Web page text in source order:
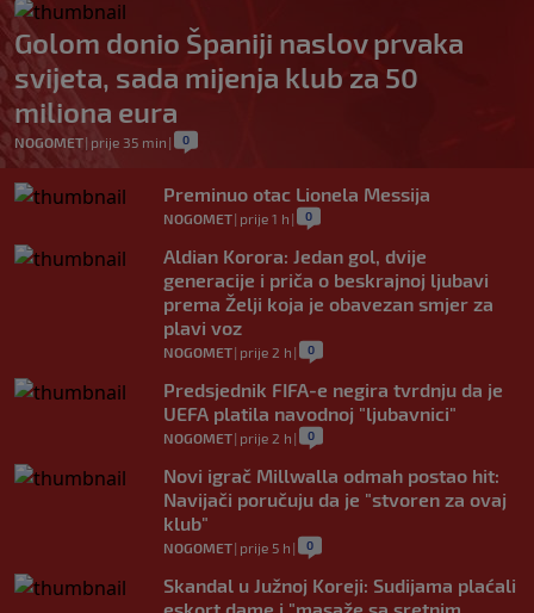
Golom donio Španiji naslov prvaka
svijeta, sada mijenja klub za 50
miliona eura
NOGOMET| prije 35 min | 0
Preminuo otac Lionela Messija
NOGOMET| prije 1 h | 0
Aldian Korora: Jedan gol, dvije
generacije i priča o beskrajnoj ljubavi
prema Želji koja je obavezan smjer za
plavi voz
NOGOMET| prije 2 h | 0
Predsjednik FIFA-e negira tvrdnju da je
UEFA platila navodnoj "ljubavnici"
NOGOMET| prije 2 h | 0
Novi igrač Millwalla odmah postao hit:
Navijači poručuju da je "stvoren za ovaj
klub"
NOGOMET| prije 5 h | 0
Skandal u Južnoj Koreji: Sudijama plaćali